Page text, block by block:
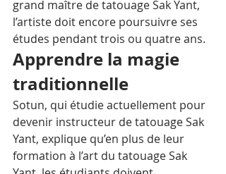
grand maître de tatouage Sak Yant,
l’artiste doit encore poursuivre ses
études pendant trois ou quatre ans.
Apprendre la magie
traditionnelle
Sotun, qui étudie actuellement pour
devenir instructeur de tatouage Sak
Yant, explique qu’en plus de leur
formation à l’art du tatouage Sak